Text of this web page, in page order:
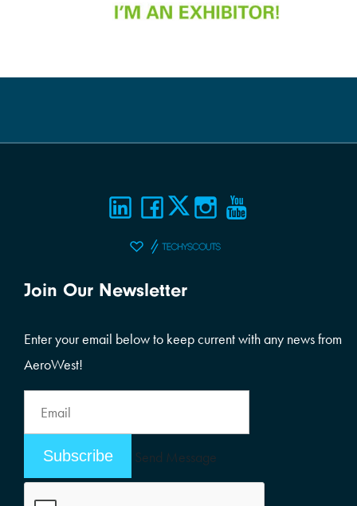
Join Our Newsletter
Enter your email below to keep current with any news from
AeroWest!
Address
Address
Send Message